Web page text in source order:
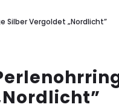
Silber Vergoldet „Nordlicht”